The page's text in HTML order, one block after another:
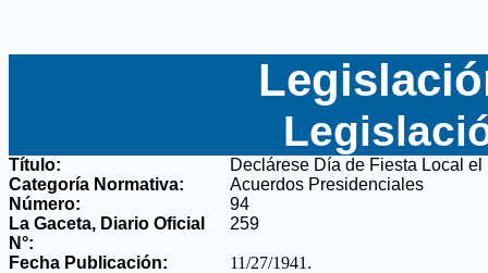
Título:
Declárese Día de Fiesta Local
Categoría Normativa:
Acuerdos Presidenciales
Número:
94
La Gaceta, Diario Oficial
N°:
259
Fecha Publicación: 11/27/1941 .